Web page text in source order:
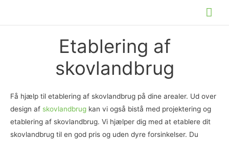
Etablering af
skovlandbrug
Få hjælp til etablering af skovlandbrug på dine arealer. Ud over
design af skovlandbrug kan vi også bistå med projektering og
etablering af skovlandbrug. Vi hjælper dig med at etablere dit
skovlandbrug til en god pris og uden dyre forsinkelser. Du